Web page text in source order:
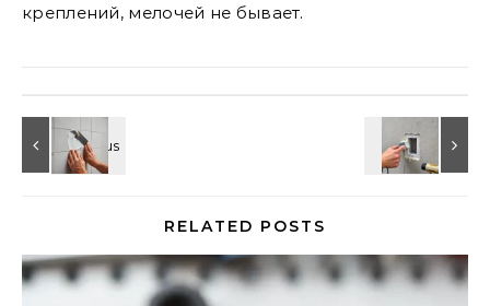
креплений, мелочей не бывает.
RELATED POSTS